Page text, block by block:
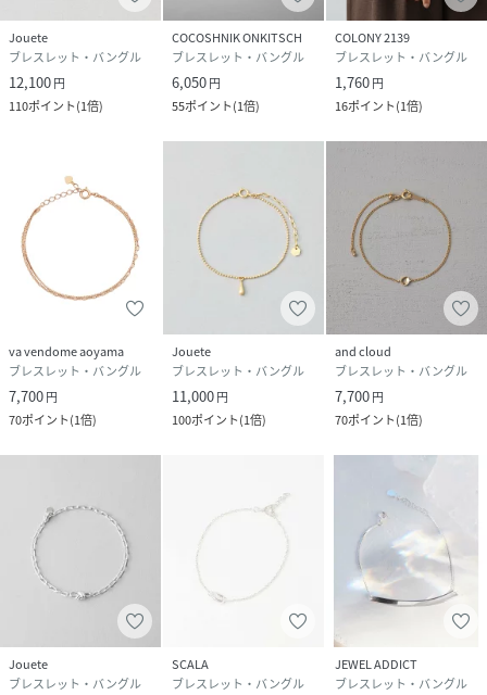
Jouete
ブレスレット・バングル
12,100円
110ポイント(1倍)
COCOSHNIK ONKITSCH
ブレスレット・バングル
6,050円
55ポイント(1倍)
COLONY 2139
ブレスレット・バングル
1,760円
16ポイント(1倍)
va vendome aoyama
ブレスレット・バングル
7,700円
70ポイント(1倍)
Jouete
ブレスレット・バングル
11,000円
100ポイント(1倍)
and cloud
ブレスレット・バングル
7,700円
70ポイント(1倍)
Jouete
ブレスレット・バングル
SCALA
ブレスレット・バングル
JEWEL ADDICT
ブレスレット・バングル